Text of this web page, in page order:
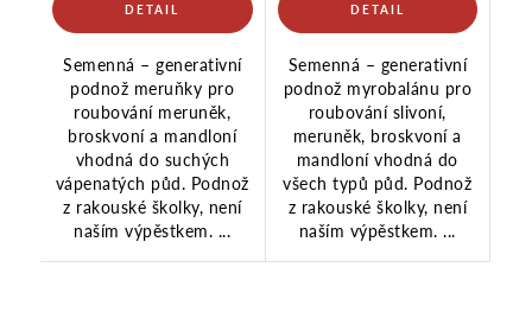
Semenná – generativní
podnož meruňky pro
roubování meruněk,
broskvoní a mandloní
vhodná do suchých
vápenatých půd. Podnož
z rakouské školky, není
naším výpěstkem. ...
Semenná – generativní
podnož myrobalánu pro
roubování slivoní,
meruněk, broskvoní a
mandloní vhodná do
všech typů půd. Podnož
z rakouské školky, není
naším výpěstkem. ...